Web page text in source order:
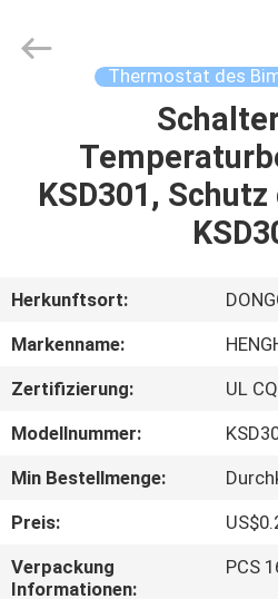
STARTSEITE
PRODUKTE
SHOW
UNS
FABRIK
TOUR
Electric
Thermostat des
KSD301,
Herkunftsort:
Markenname:
Zertifizierung:
UL
Modellnummer:
Min Bestellmenge:
Preis:
Verpackung
Informationen:
PCS